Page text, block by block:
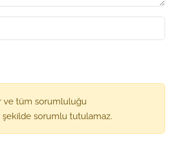
ve tüm sorumluluğu
şekilde sorumlu tutulamaz.